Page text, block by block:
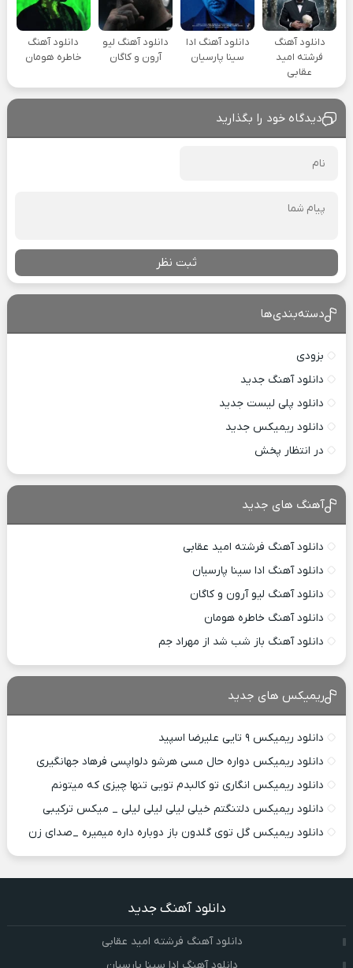
دانلود آهنگ
فرشته امید
عقابی
دانلود آهنگ ادا
سینا پارسیان
دانلود آهنگ لیو
آرون و کاگان
دانلود آهنگ
خاطره هومان
دیدگاه خود را بگذارید
ثبت نظر
دسته‌بندی‌ها
بزودی
دانلود آهنگ جدید
دانلود پلی لیست جدید
دانلود ریمیکس جدید
در انتظار پخش
آهنگ های جدید
دانلود آهنگ فرشته امید عقابی
دانلود آهنگ ادا سینا پارسیان
دانلود آهنگ لیو آرون و کاگان
دانلود آهنگ خاطره هومان
دانلود آهنگ باز شب شد از مهراد جم
ریمیکس های جدید
دانلود ریمیکس ۹ تایی علیرضا اسپید
دانلود ریمیکس دواره حال مسی هرشو دلواپسی فرهاد جهانگیری
دانلود ریمیکس انگاری تو کالبدم تویی تنها چیزی که میتونم
دانلود ریمیکس دلتنگتم خیلی لیلی لیلی لیلی _ میکس ترکیبی
دانلود ریمیکس گل توی گلدون باز دوباره داره میمیره _صدای زن
دانلود آهنگ جدید
دانلود آهنگ فرشته امید عقابی